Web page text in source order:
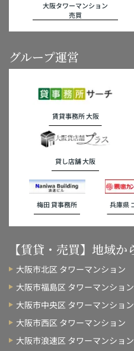
大阪タワーマンション
売買
グループ運営
賃貸事務所 大阪
貸し店舗 大阪
梅田 貸事務所 兵庫県
【賃貸・売買】地域か
大阪市北区 タワーマンション
大阪市福島区 タワーマンション
大阪市中央区 タワーマンション
大阪市西区 タワーマンション
大阪市浪速区 タワーマンション